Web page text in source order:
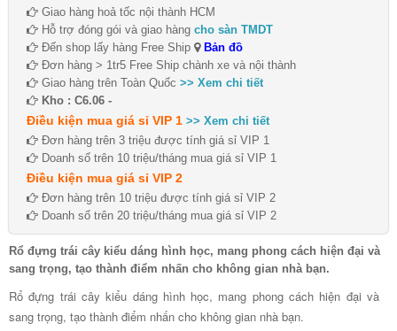
Giao hàng hoả tốc nội thành HCM
Hỗ trợ đóng gói và giao hàng cho sàn TMDT
Đến shop lấy hàng Free Ship
Bản đồ
Đơn hàng > 1tr5 Free Ship chành xe và nội thành
Giao hàng trên Toàn Quốc >> Xem chi tiết
Kho : C6.06 -
Điều kiện mua giá sỉ VIP 1 >> Xem chi tiết
Đơn hàng trên 3 triệu được tính giá sỉ VIP 1
Doanh số trên 10 triệu/tháng mua giá sỉ VIP 1
Điều kiện mua giá sỉ VIP 2
Đơn hàng trên 10 triệu được tính giá sỉ VIP 2
Doanh số trên 20 triệu/tháng mua giá sỉ VIP 2
Rổ đựng trái cây kiểu dáng hình học, mang phong cách hiện đại và
sang trọng, tạo thành điểm nhấn cho không gian nhà bạn.
Rổ đựng trái cây kiểu dáng hình học, mang phong cách hiện đại và
sang trọng, tạo thành điểm nhấn cho không gian nhà bạn.